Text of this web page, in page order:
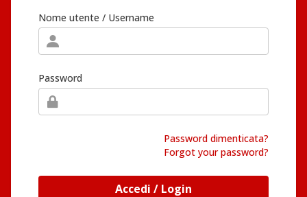
Nome utente / Username
Password
Password dimenticata?
Forgot your password?
Accedi / Login